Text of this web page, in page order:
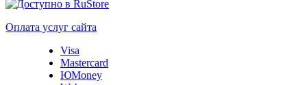
Оплата услуг сайта
Visa
Mastercard
ЮMoney